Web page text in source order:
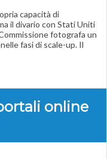
capacità di
il divario con Stati Uniti
fotografa un
fasi di scale-up. Il
online